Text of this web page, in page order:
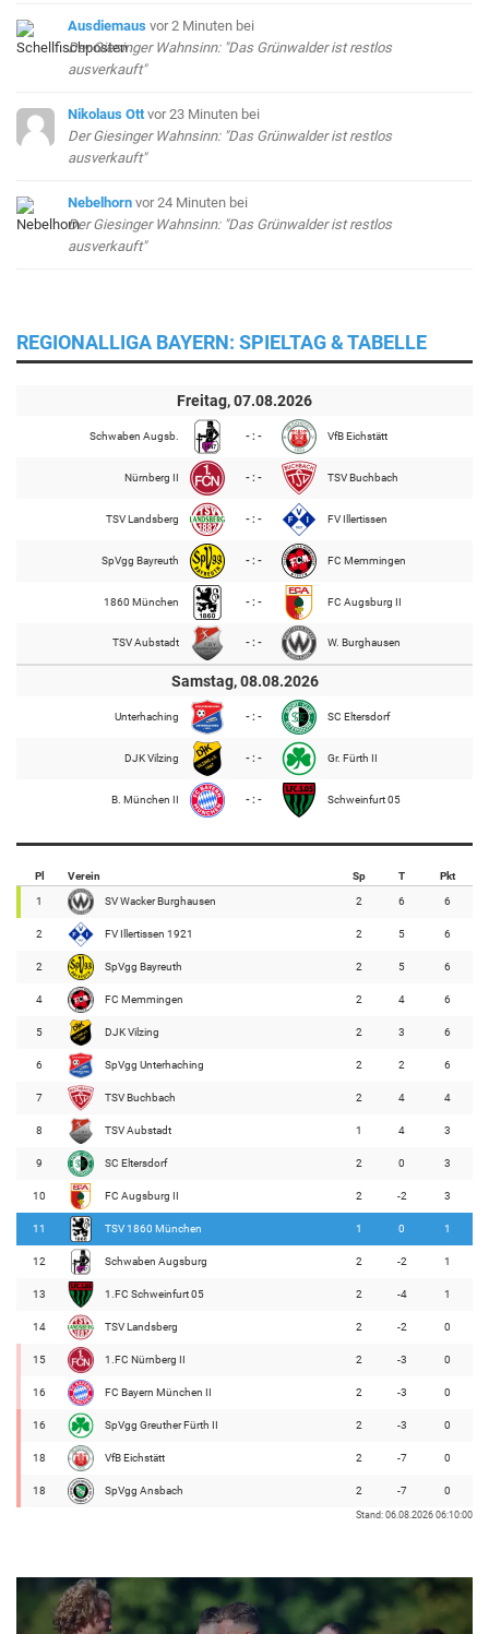
Ausdiemaus vor 2 Minuten bei
Der Giesinger Wahnsinn: "Das Grünwalder ist restlos
ausverkauft"
Nikolaus Ott vor 23 Minuten bei
Der Giesinger Wahnsinn: "Das Grünwalder ist restlos
ausverkauft"
Nebelhorn vor 24 Minuten bei
Der Giesinger Wahnsinn: "Das Grünwalder ist restlos
ausverkauft"
REGIONALLIGA BAYERN: SPIELTAG & TABELLE
Freitag, 07.08.2026
Schwaben Augsb. - : - VfB Eichstätt
Nürnberg II - : - TSV Buchbach
TSV Landsberg - : - FV Illertissen
SpVgg Bayreuth - : - FC Memmingen
1860 München - : - FC Augsburg II
TSV Aubstadt - : - W. Burghausen
Samstag, 08.08.2026
Unterhaching - : - SC Eltersdorf
DJK Vilzing - : - Gr. Fürth II
B. München II - : - Schweinfurt 05
Pl Verein Sp T Pkt
1 SV Wacker Burghausen 2 6 6
2 FV Illertissen 1921 2 5 6
2 SpVgg Bayreuth 2 5 6
4 FC Memmingen 2 4 6
5 DJK Vilzing 2 3 6
6 SpVgg Unterhaching 2 2 6
7 TSV Buchbach 2 4 4
8 TSV Aubstadt 1 4 3
9 SC Eltersdorf 2 0 3
10 FC Augsburg II 2 -2 3
11 TSV 1860 München 1 0 1
12 Schwaben Augsburg 2 -2 1
13 1.FC Schweinfurt 05 2 -4 1
14 TSV Landsberg 2 -2 0
15 1.FC Nürnberg II 2 -3 0
16 FC Bayern München II 2 -3 0
16 SpVgg Greuther Fürth II 2 -3 0
18 VfB Eichstätt 2 -7 0
18 SpVgg Ansbach 2 -7 0
Stand: 06.08.2026 06:10:00